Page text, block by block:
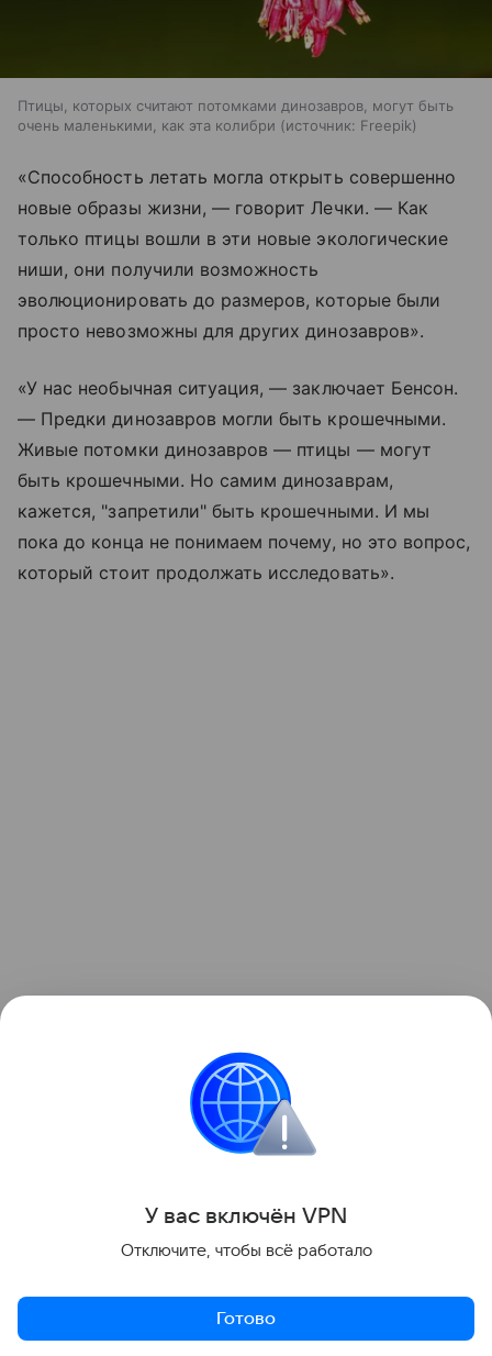
Птицы, которых считают потомками динозавров, могут быть
очень маленькими, как эта колибри
источник: Freepik
«Способность летать могла открыть совершенно
новые образы жизни, — говорит Лечки. — Как
только птицы вошли в эти новые экологические
ниши, они получили возможность
эволюционировать до размеров, которые были
просто невозможны для других динозавров».
«У нас необычная ситуация, — заключает Бенсон.
— Предки динозавров могли быть крошечными.
Живые потомки динозавров — птицы — могут
быть крошечными. Но самим динозаврам,
кажется, "запретили" быть крошечными. И мы
пока до конца не понимаем почему, но это вопрос,
который стоит продолжать исследовать».
жизни альваресзавроидов — маленьких
насекомоядных динозавров.
У вас включён VPN
Отключите, чтобы всё работало
Готово